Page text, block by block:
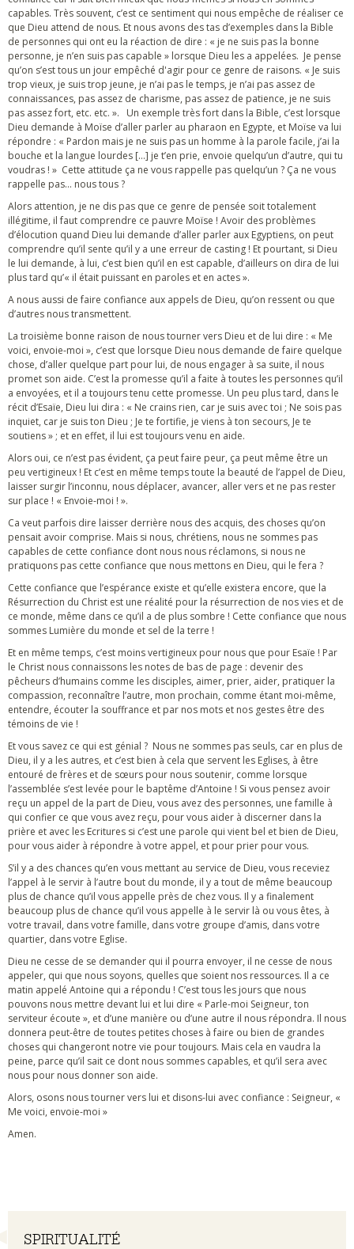
Navigation
SPIRITUALITÉ
capables. Très souvent, c’est ce sentiment qui nous empêche de réaliser ce
que Dieu attend de nous. Et nous avons des tas d’exemples dans la Bible
de personnes qui ont eu la réaction de dire : « je ne suis pas la bonne
personne, je n’en suis pas capable » lorsque Dieu les a appelées. Je pense
qu’on s’est tous un jour empêché d'agir pour ce genre de raisons. « Je suis
trop vieux, je suis trop jeune, je n’ai pas le temps, je n’ai pas assez de
connaissances, pas assez de charisme, pas assez de patience, je ne suis
pas assez fort, etc. etc. ». Un exemple très fort dans la Bible, c’est lorsque
Dieu demande à Moïse d’aller parler au pharaon en Egypte, et Moïse va lui
répondre : « Pardon mais je ne suis pas un homme à la parole facile, j’ai la
bouche et la langue lourdes […] je t’en prie, envoie quelqu’un d’autre, qui tu
voudras ! » Cette attitude ça ne vous rappelle pas quelqu’un ? Ça ne vous
rappelle pas… nous tous ?
Alors attention, je ne dis pas que ce genre de pensée soit totalement
illégitime, il faut comprendre ce pauvre Moïse ! Avoir des problèmes
d’élocution quand Dieu lui demande d’aller parler aux Egyptiens, on peut
comprendre qu’il sente qu’il y a une erreur de casting ! Et pourtant, si Dieu
le lui demande, à lui, c’est bien qu’il en est capable, d’ailleurs on dira de lui
plus tard qu’« il était puissant en paroles et en actes ».
A nous aussi de faire confiance aux appels de Dieu, qu’on ressent ou que
d’autres nous transmettent.
La troisième bonne raison de nous tourner vers Dieu et de lui dire : « Me
voici, envoie-moi », c’est que lorsque Dieu nous demande de faire quelque
chose, d’aller quelque part pour lui, de nous engager à sa suite, il nous
promet son aide. C’est la promesse qu’il a faite à toutes les personnes qu’il
a envoyées, et il a toujours tenu cette promesse. Un peu plus tard, dans le
récit d’Esaïe, Dieu lui dira : « Ne crains rien, car je suis avec toi ; Ne sois pas
inquiet, car je suis ton Dieu ; Je te fortifie, je viens à ton secours, Je te
soutiens » ; et en effet, il lui est toujours venu en aide.
Alors oui, ce n’est pas évident, ça peut faire peur, ça peut même être un
peu vertigineux ! Et c’est en même temps toute la beauté de l’appel de Dieu,
laisser surgir l’inconnu, nous déplacer, avancer, aller vers et ne pas rester
sur place ! « Envoie-moi ! ».
Ca veut parfois dire laisser derrière nous des acquis, des choses qu’on
pensait avoir comprise. Mais si nous, chrétiens, nous ne sommes pas
capables de cette confiance dont nous nous réclamons, si nous ne
pratiquons pas cette confiance que nous mettons en Dieu, qui le fera ?
Cette confiance que l’espérance existe et qu’elle existera encore, que la
Résurrection du Christ est une réalité pour la résurrection de nos vies et de
ce monde, même dans ce qu’il a de plus sombre ! Cette confiance que nous
sommes Lumière du monde et sel de la terre !
Et en même temps, c’est moins vertigineux pour nous que pour Esaïe ! Par
le Christ nous connaissons les notes de bas de page : devenir des
pêcheurs d’humains comme les disciples, aimer, prier, aider, pratiquer la
compassion, reconnaître l’autre, mon prochain, comme étant moi-même,
entendre, écouter la souffrance et par nos mots et nos gestes être des
témoins de vie !
Et vous savez ce qui est génial ? Nous ne sommes pas seuls, car en plus de
Dieu, il y a les autres, et c’est bien à cela que servent les Eglises, à être
entouré de frères et de sœurs pour nous soutenir, comme lorsque
l’assemblée s’est levée pour le baptême d’Antoine ! Si vous pensez avoir
reçu un appel de la part de Dieu, vous avez des personnes, une famille à
qui confier ce que vous avez reçu, pour vous aider à discerner dans la
prière et avec les Ecritures si c’est une parole qui vient bel et bien de Dieu,
pour vous aider à répondre à votre appel, et pour prier pour vous.
S’il y a des chances qu’en vous mettant au service de Dieu, vous receviez
l’appel à le servir à l’autre bout du monde, il y a tout de même beaucoup
plus de chance qu’il vous appelle près de chez vous. Il y a finalement
beaucoup plus de chance qu’il vous appelle à le servir là ou vous êtes, à
votre travail, dans votre famille, dans votre groupe d’amis, dans votre
quartier, dans votre Eglise.
Dieu ne cesse de se demander qui il pourra envoyer, il ne cesse de nous
appeler, qui que nous soyons, quelles que soient nos ressources. Il a ce
matin appelé Antoine qui a répondu ! C’est tous les jours que nous
pouvons nous mettre devant lui et lui dire « Parle-moi Seigneur, ton
serviteur écoute », et d’une manière ou d’une autre il nous répondra. Il nous
donnera peut-être de toutes petites choses à faire ou bien de grandes
choses qui changeront notre vie pour toujours. Mais cela en vaudra la
peine, parce qu’il sait ce dont nous sommes capables, et qu’il sera avec
nous pour nous donner son aide.
Alors, osons nous tourner vers lui et disons-lui avec confiance : Seigneur, «
Me voici, envoie-moi »
Amen.